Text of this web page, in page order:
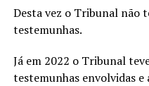
Desta vez o Tribunal não
testemunhas.
Já em 2022 o Tribunal
testemunhas envolvidas e